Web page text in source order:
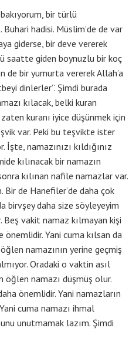
bir türlü
hadisi. Müslim’de de var
giderse, bir deve vererek
saatte giden boynuzlu bir koç
de bir yumurta vererek Allah’a
dinlerler”. Şimdi burada
kılacak, belki kuran
kuranı iyice düşünmek için
var. Peki bu teşvikte ister
namazınızı kıldığınız
kılınacak bir namazın
kılınan nafile namazlar var.
Bir de Hanefiler’de daha çok
birvşey daha size söyleyeyim
vakit namaz kılmayan kişi
önemlidir. Yani cuma kılsan da
namazının yerine geçmiş
Oradaki o vaktin asıl
öğlen namazı düşmüş olur.
önemlidir. Yani namazların
cuma namazı ihmal
unutmamak lazım. Şimdi